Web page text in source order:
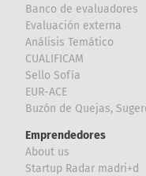
Banco de evaluadores
Evaluación externa
Análisis Temático
CUALIFICAM
Sello Sofía
EUR-ACE
Buzón de Quejas,
Emprendedores
About us
Startup Radar madri+d